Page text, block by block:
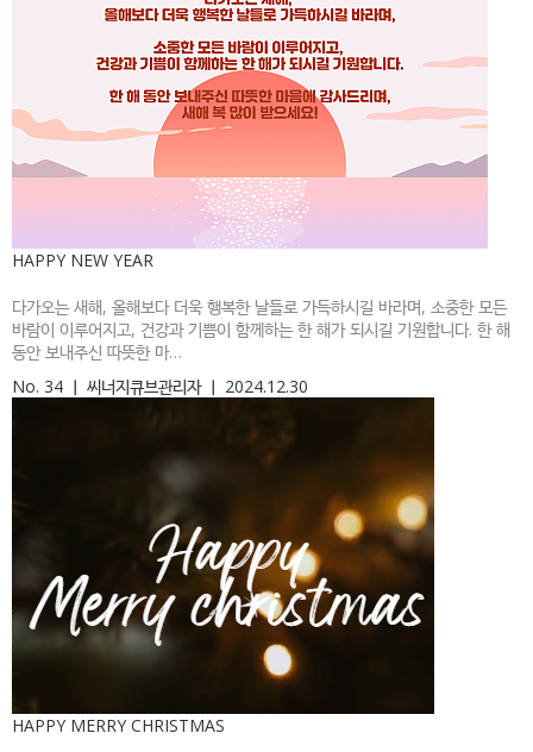
HAPPY NEW YEAR
다가오는 새해, 올해보다 더욱 행복한 날들로 가득하시길 바라며, 소중한 모든
바람이 이루어지고, 건강과 기쁨이 함께하는 한 해가 되시길 기원합니다. 한 해
동안 보내주신 따뜻한 마…
No. 34 ㅣ 씨너지큐브관리자ㅣ 2024.12.30
HAPPY MERRY CHRISTMAS